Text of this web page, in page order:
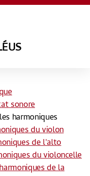
sonore
harmoniques
du violon
de l'alto
du violoncelle
de la